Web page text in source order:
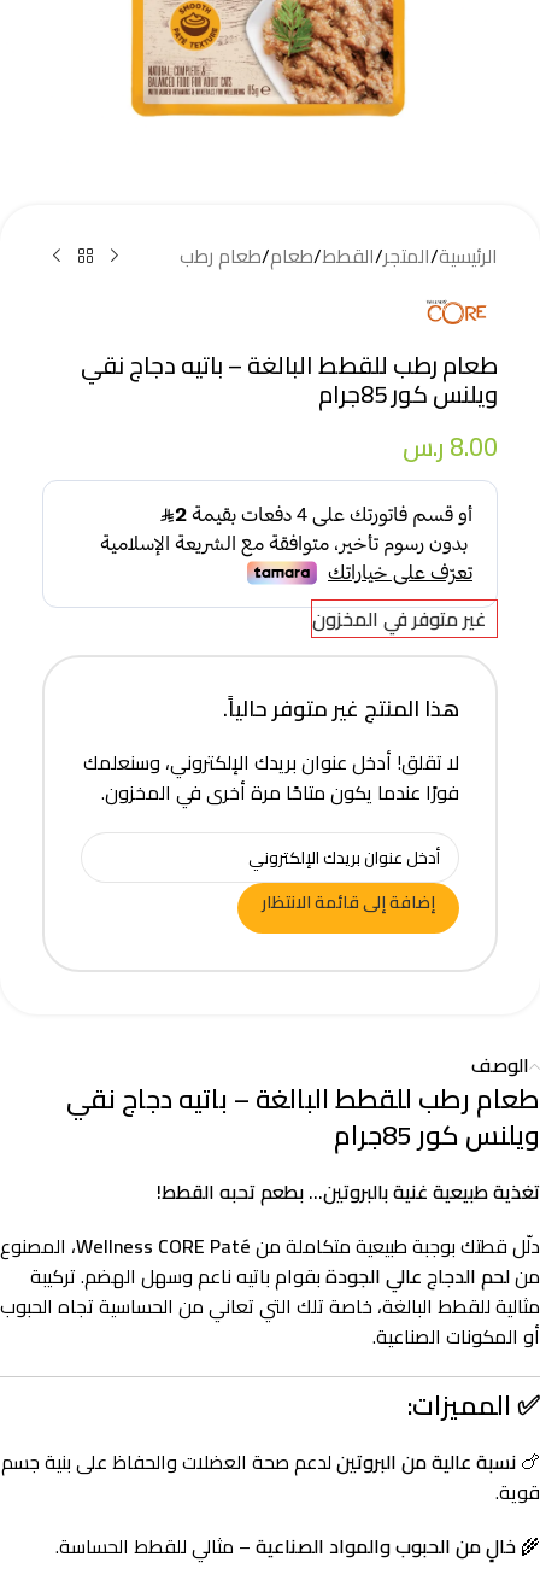
الرئيسية/المتجر/القطط/طعام/طعام رطب
طعام رطب للقطط البالغة – باتيه دجاج نقي
ويلنس كور 85جرام
8.00ر.س
غير متوفر في المخزون
هذا المنتج غير متوفر حالياً.
لا تقلق! أدخل عنوان بريدك الإلكتروني، وسنعلمك
فورًا عندما يكون متاحًا مرة أخرى في المخزون.
إضافة إلى قائمة الانتظار
الوصف
طعام رطب للقطط البالغة – باتيه دجاج نقي
ويلنس كور 85جرام
تغذية طبيعية غنية بالبروتين… بطعم تحبه القطط!
دلّل قطتك بوجبة طبيعية متكاملة منWellness CORE Paté، المصنوع
منلحم الدجاج عالي الجودةبقوام باتيه ناعم وسهل الهضم. تركيبة
مثالية للقطط البالغة، خاصة تلك التي تعاني من الحساسية تجاه الحبوب
أو المكونات الصناعية.
✅المميزات:
🍗نسبة عالية من البروتينلدعم صحة العضلات والحفاظ على بنية جسم
قوية.
🌾خالٍ من الحبوب والمواد الصناعية– مثالي للقطط الحساسة.